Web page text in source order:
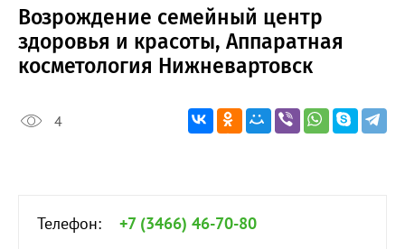
Возрождение семейный центр
здоровья и красоты, Аппаратная
косметология Нижневартовск
4
Телефон:
+7 (3466) 46-70-80